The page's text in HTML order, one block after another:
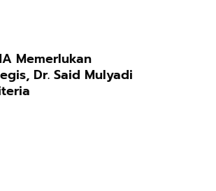
Memerlukan
Dr. Said Mulyadi